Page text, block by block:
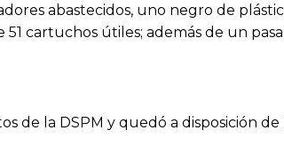
abastecidos, uno negro de
cartuchos útiles; además de un
de la DSPM y quedó a disposición